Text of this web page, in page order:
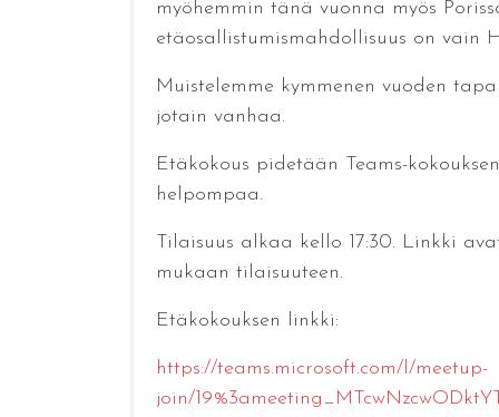
myöhemmin tänä vuonna myös
etäosallistumismahdollisuus on vain
Muistelemme kymmenen vuoden
jotain vanhaa.
Etäkokous pidetään Teams-
helpompaa.
Tilaisuus alkaa kello 17:30. Linkki
mukaan tilaisuuteen.
Etäkokouksen linkki:
https://teams.microsoft.com/l/meetup-
join/